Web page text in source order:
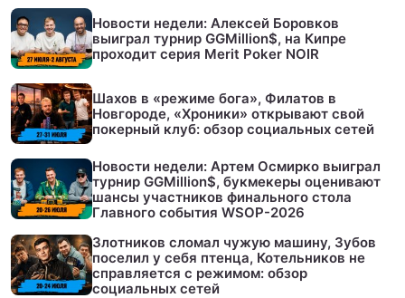
Новости недели: Алексей Боровков
выиграл турнир GGMillion$, на Кипре
проходит серия Merit Poker NOIR
Шахов в «режиме бога», Филатов в
Новгороде, «Хроники» открывают свой
покерный клуб: обзор социальных сетей
Новости недели: Артем Осмирко выиграл
турнир GGMillion$, букмекеры оценивают
шансы участников финального стола
Главного события WSOP-2026
Злотников сломал чужую машину, Зубов
поселил у себя птенца, Котельников не
справляется с режимом: обзор
социальных сетей